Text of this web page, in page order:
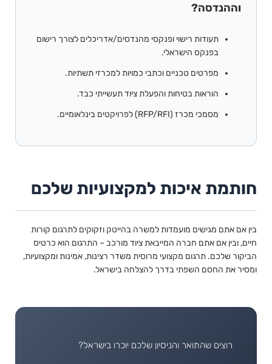
וההנדסה?
תעודות רישוי ופנקסי מהנדסים/אדריכלים לצורך רישום
בפנקס הישראלי.
מפרטים טכניים וכתבי כמויות למכרזי תשתיות.
הוראות בטיחות והפעלת ציוד תעשייתי כבד.
מסמכי מכרז (RFP/RFI) לפרויקטים בינלאומיים.
חותמת איכות למקצועיות שלכם
בין אם אתם מגישים מועמדות למשרה בהייטק וזקוקים לתרגום קורות
חיים, ובין אם אתם חברה המייבאת ציוד מורכב – התרגום הוא כרטיס
הביקור שלכם. תרגום מקצועי מרוסית משדר רצינות, אמינות ומקצועיות,
ומסיר את החסם השפתי בדרך להצלחה בישראל.
רוצים שהתואר והניסיון שלכם יוכרו בישראל?